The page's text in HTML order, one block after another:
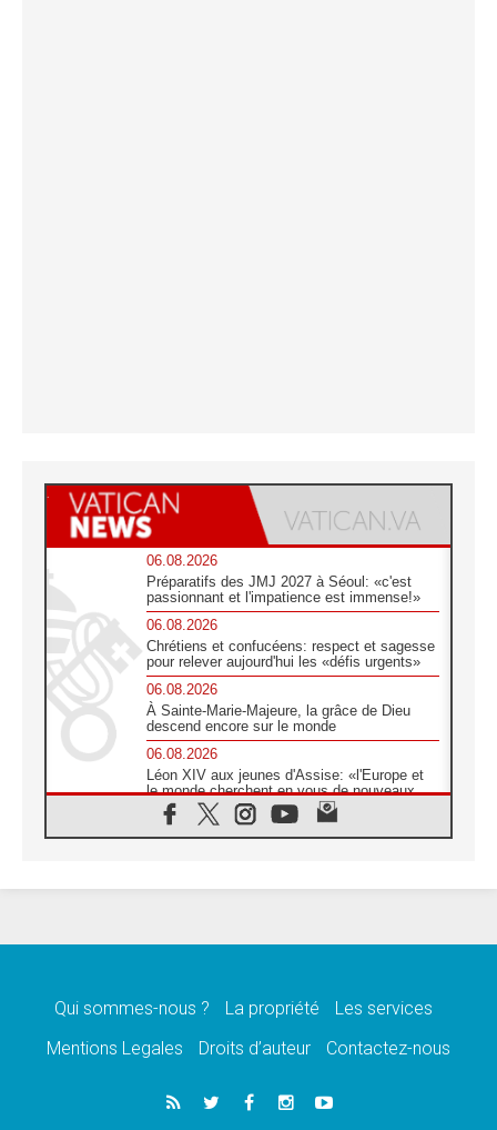
06.08.2026
Préparatifs des JMJ 2027 à Séoul: «c'est
passionnant et l'impatience est immense!»
06.08.2026
Chrétiens et confucéens: respect et sagesse
pour relever aujourd'hui les «défis urgents»
06.08.2026
À Sainte-Marie-Majeure, la grâce de Dieu
descend encore sur le monde
06.08.2026
Léon XIV aux jeunes d'Assise: «l'Europe et
le monde cherchent en vous de nouveaux
saints»
06.08.2026
«construire la civilisation de l'amour»
La visite du Pape en Argentine portera «un
05.08.2026
«La visite du Pape en Uruguay renforcera
Qui sommes-nous ? La propriété
Les services
Mentions Legales
Droits d’auteur Contactez-nous